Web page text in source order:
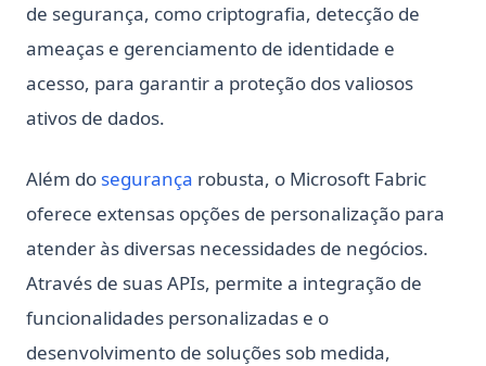
Python Switch Case: explicando a instrução match-case
Python Switch Case: match-case Statement Explained (With
Examples)
Python Threading: Complete Guide to Multithreading with
Python Threading: Guia Completo de Multithreading com
Exemplos
Python Try Except: Como tratar exceções da maneira
Python Try Except: How to Handle Exceptions the Right Way
de segurança, como criptografia, detecção de
ameaças e gerenciamento de identidade e
acesso, para garantir a proteção dos valiosos
ativos de dados.
Além do segurança robusta, o Microsoft Fabric
oferece extensas opções de personalização para
atender às diversas necessidades de negócios.
Através de suas APIs, permite a integração de
funcionalidades personalizadas e o
desenvolvimento de soluções sob medida,